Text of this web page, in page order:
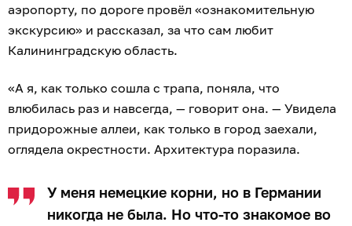
аэропорту, по дороге провёл «ознакомительную
экскурсию» и рассказал, за что сам любит
Калининградскую область.
«А я, как только сошла с трапа, поняла, что
влюбилась раз и навсегда, — говорит она. — Увидела
придорожные аллеи, как только в город заехали,
оглядела окрестности. Архитектура поразила.
У меня немецкие корни, но в Германии
никогда не была. Но что-то знакомое во